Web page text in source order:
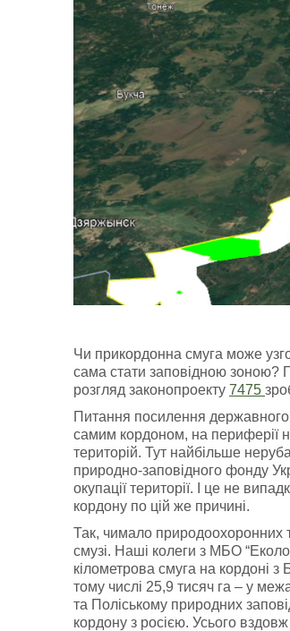
Чи прикордонна смуга може
сама стати заповідною зоною?
розгляд законопроекту 7475
Питання посилення державного
самим кордоном, на периферії
територій. Тут найбільше
природно-заповідного фонду
окупації території. І це не
кордону по цій же причині.
Так, чимало природоохоронних
смузі. Наші колеги з МБО
кілометрова смуга на кордоні з
тому числі 25,9 тисяч га – у
та Поліському природних
кордону з росією. Усього